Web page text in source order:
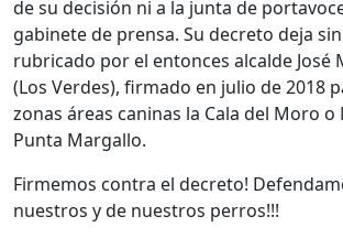
de su decisión ni a la junta de
gabinete de prensa. Su decreto deja
rubricado por el entonces alcalde José
(Los Verdes), firmado en julio de 2018
zonas áreas caninas la Cala del Moro o
Punta Margallo.
Firmemos contra el decreto!
nuestros y de nuestros perros!!!